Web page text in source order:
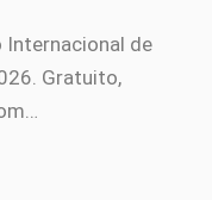
Internacional de
Gratuito,